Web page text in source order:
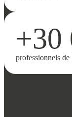
+30
professionnels